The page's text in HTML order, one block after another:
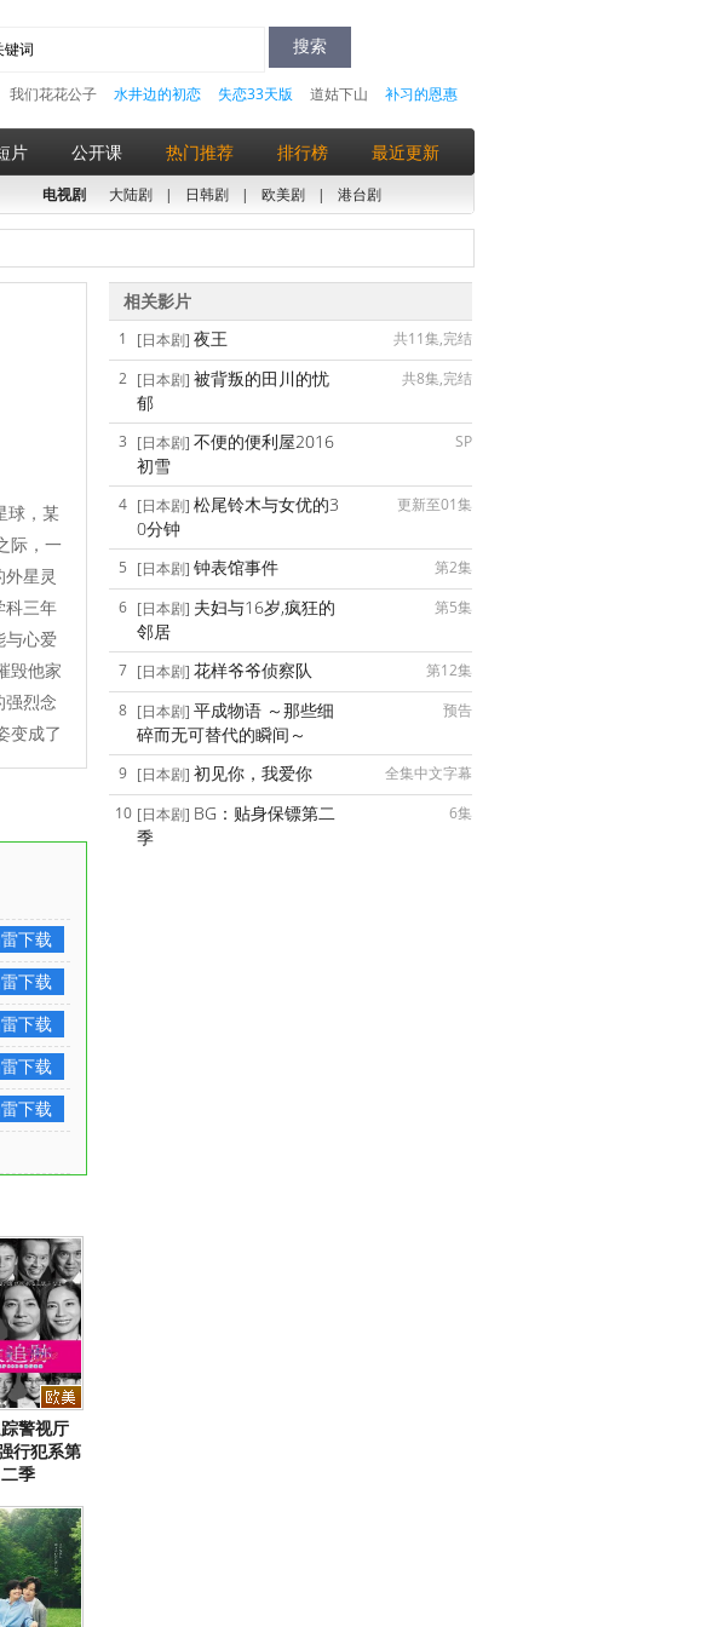
补习的恩惠
道姑下山
失恋33天版
水井边的初恋
我们花花公子
片 公开课 热门推荐 排行榜 最近更新
电视剧 大陆剧 | 日韩剧 | 欧美剧 | 港台剧
，某
际，一
星灵
三年
与心爱
毁他家
烈念
变成了
下载
下载
下载
下载
下载
警视厅
行犯系第
二季
相关影片
1 [日本剧] 夜王
共11集,完结
2 [日本剧] 被背叛的田川的忧
郁
共8集,完结
3 [日本剧] 不便的便利屋2016
初雪
SP
4 [日本剧] 松尾铃木与女优的3
0分钟
更新至01集
5 [日本剧] 钟表馆事件
第2集
6 [日本剧] 夫妇与16岁,疯狂的
邻居
第5集
7 [日本剧] 花样爷爷侦察队
第12集
8 [日本剧] 平成物语 ～那些细
碎而无可替代的瞬间～
预告
9 [日本剧] 初见你，我爱你
全集中文字幕
10 [日本剧] BG：贴身保镖第二
季
6集